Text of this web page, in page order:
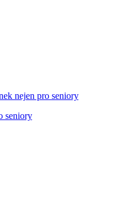
nejen pro seniory